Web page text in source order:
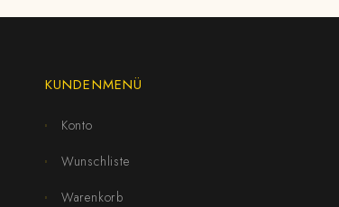
KUNDENMENÜ
Konto
Wunschliste
Warenkorb